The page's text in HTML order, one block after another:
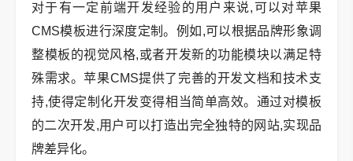
对于有一定前端开发经验的用户来说,可以对苹果
CMS模板进行深度定制。例如,可以根据品牌形象调
整模板的视觉风格,或者开发新的功能模块以满足特
殊需求。苹果CMS提供了完善的开发文档和技术支
持,使得定制化开发变得相当简单高效。通过对模板
的二次开发,用户可以打造出完全独特的网站,实现品
牌差异化。